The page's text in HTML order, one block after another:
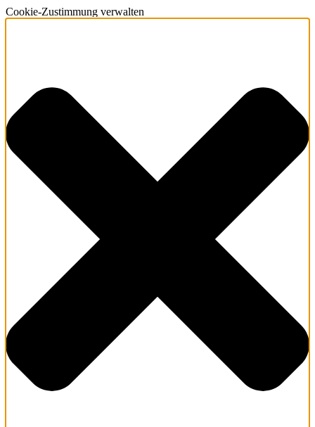
Cookie-Zustimmung verwalten